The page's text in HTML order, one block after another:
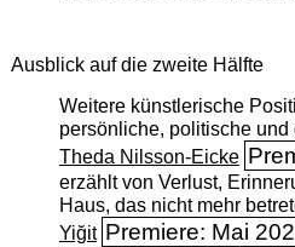
Ausblick auf die zweite Hälfte
Weitere künstlerische
persönliche, politische
Theda Nilsson-Eicke
erzählt von Verlust,
Haus, das nicht mehr
Yiğit Premiere: Mai